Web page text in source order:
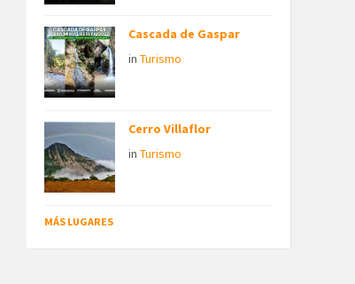
Cascada de Gaspar
in Turismo
Cerro Villaflor
in Turismo
MÁS LUGARES